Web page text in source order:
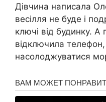
Дівчина написала
весілля не буде і
ключі від будинку. А
відключила
насолоджуватися